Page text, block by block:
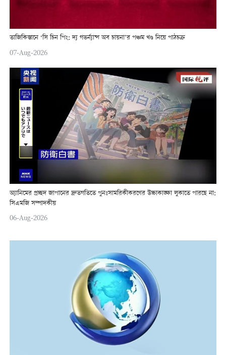
তাজিকিস্তানে ‘সি চিন পিং: দ্য গভর্ন্যান্স অব চায়না’র পঞ্চম খণ্ড নিয়ে পাঠচক্র
07-Aug-2026
অ্যানিমের প্রচ্ছদ জাপানের দ্রুতগতিতে পুনঃসামরিকীকরণের উচ্চাকাঙ্ক্ষা লুকাতে পারছে না:
সিএমজি সম্পাদকীয়
06-Aug-2026